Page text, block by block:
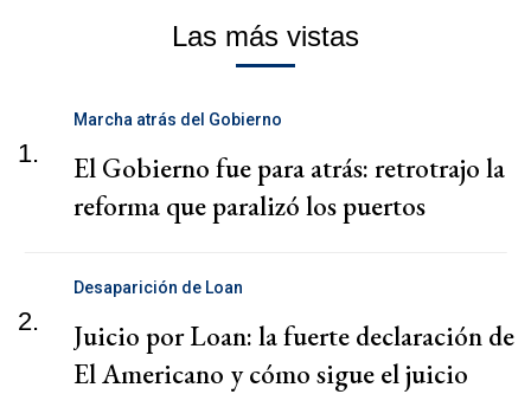
Las más vistas
1.
Marcha atrás del Gobierno
El Gobierno fue para atrás: retrotrajo la
reforma que paralizó los puertos
2.
Desaparición de Loan
Juicio por Loan: la fuerte declaración de
El Americano y cómo sigue el juicio